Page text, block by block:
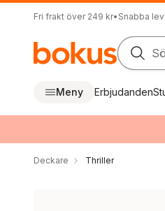
Fri frakt över 249 kr• Snabba
Meny Erbjudanden
Deckare Thriller